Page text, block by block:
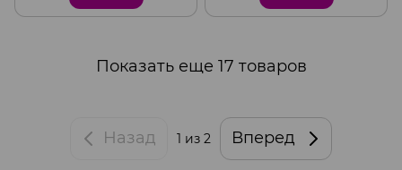
Показать еще 17 товаров
Назад 1 из 2 Вперед